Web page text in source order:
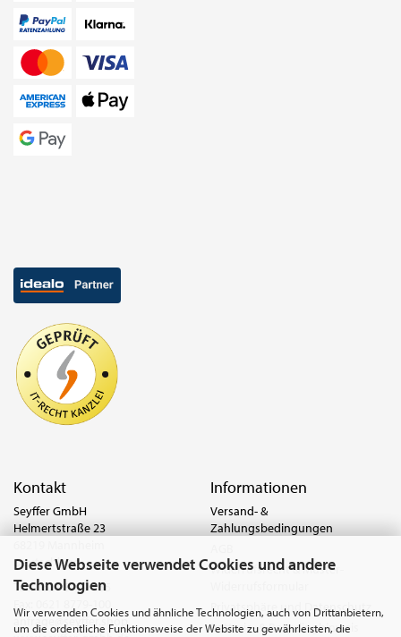
Diese Webseite verwendet Cookies und andere
Technologien
Wir verwenden Cookies und ähnliche Technologien, auch von Drittanbietern,
um die ordentliche Funktionsweise der Website zu gewährleisten, die
Kontakt
Seyffer GmbH
Helmertstraße 23
Deutschland
Tel.:0621 8779-555
anfrage@seyffer.shop
Informationen
Versand- &
Zahlungsbedingungen
Widerrufsrecht & Muster-
Privatsphäre und Datenschutz
Batterie- & Recyclinghinweis